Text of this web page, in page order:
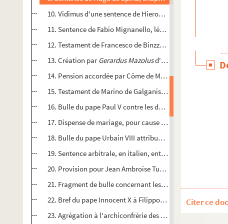
10. Vidimus d'une sentence de Hieronimo Lando,
11. Sentence de Fabio Mignanello, légat apostolique de
12. Testament de Francesco de Binzzi, citoyen de Florence.
13. Création parGerardus Mazolusd'un notaire impérial
14. Pension accordée par Côme de Médicis à Jean-
15. Testament de Marino de Galganis, noble de Sienne. (18
16. Bulle du pape Paul V contre les détenteurs des biens
17. Dispense de mariage, pour cause de parenté,
18. Bulle du pape Urbain VIII attribuant à Geronimo
19. Sentence arbitrale, en italien, entre les frères
20. Provision pour Jean Ambroise Turriano, de l'office de
21. Fragment de bulle concernant les diocèses de Parme,
22. Bref du pape Innocent X à Filippo Girovano, du
23. Agrégation à l'archiconfrérie des âmes du Purgatoire
Citer ce